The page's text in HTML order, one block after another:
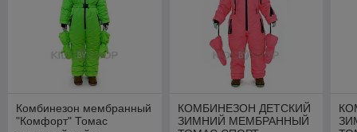
Комбинезон мембранный
"Комфорт" Томас
КОМБИНЕЗОН ДЕТСКИЙ
ЗИМНИЙ МЕМБРАННЫЙ